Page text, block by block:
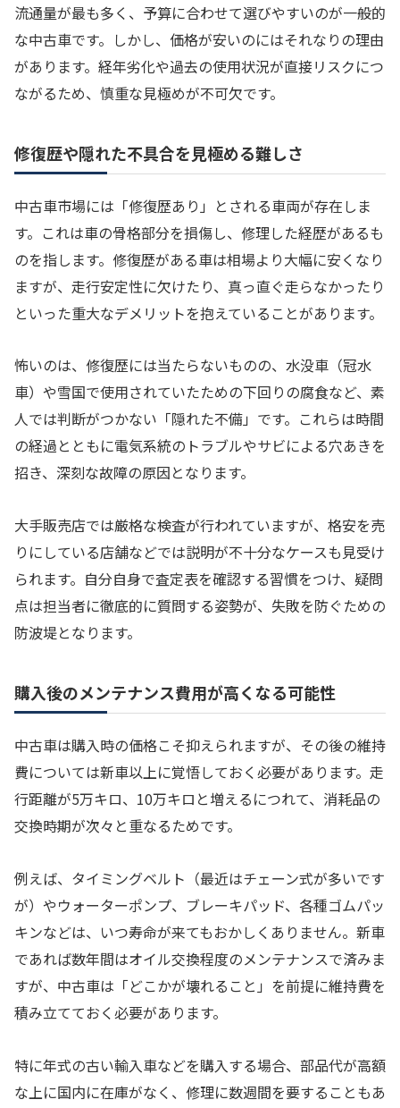
流通量が最も多く、予算に合わせて選びやすいのが一般的
な中古車です。しかし、価格が安いのにはそれなりの理由
があります。経年劣化や過去の使用状況が直接リスクにつ
ながるため、慎重な見極めが不可欠です。
修復歴や隠れた不具合を見極める難しさ
中古車市場には「修復歴あり」とされる車両が存在しま
す。これは車の骨格部分を損傷し、修理した経歴があるも
のを指します。修復歴がある車は相場より大幅に安くなり
ますが、走行安定性に欠けたり、真っ直ぐ走らなかったり
といった重大なデメリットを抱えていることがあります。
怖いのは、修復歴には当たらないものの、水没車（冠水
車）や雪国で使用されていたための下回りの腐食など、素
人では判断がつかない「隠れた不備」です。これらは時間
の経過とともに電気系統のトラブルやサビによる穴あきを
招き、深刻な故障の原因となります。
大手販売店では厳格な検査が行われていますが、格安を売
りにしている店舗などでは説明が不十分なケースも見受け
られます。自分自身で査定表を確認する習慣をつけ、疑問
点は担当者に徹底的に質問する姿勢が、失敗を防ぐための
防波堤となります。
購入後のメンテナンス費用が高くなる可能性
中古車は購入時の価格こそ抑えられますが、その後の維持
費については新車以上に覚悟しておく必要があります。走
行距離が5万キロ、10万キロと増えるにつれて、消耗品の
交換時期が次々と重なるためです。
例えば、タイミングベルト（最近はチェーン式が多いです
が）やウォーターポンプ、ブレーキパッド、各種ゴムパッ
キンなどは、いつ寿命が来てもおかしくありません。新車
であれば数年間はオイル交換程度のメンテナンスで済みま
すが、中古車は「どこかが壊れること」を前提に維持費を
積み立てておく必要があります。
特に年式の古い輸入車などを購入する場合、部品代が高額
な上に国内に在庫がなく、修理に数週間を要することもあ